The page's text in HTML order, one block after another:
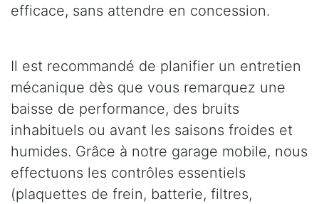
efficace, sans attendre en concession.
Il est recommandé de planifier un entretien
mécanique dès que vous remarquez une
baisse de performance, des bruits
inhabituels ou avant les saisons froides et
humides. Grâce à notre garage mobile, nous
effectuons les contrôles essentiels
(plaquettes de frein, batterie, filtres,